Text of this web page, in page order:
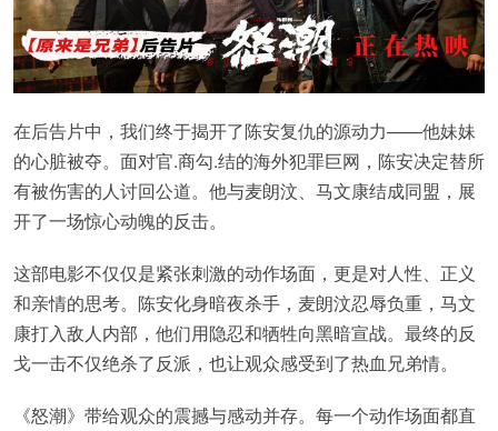
在后告片中，我们终于揭开了陈安复仇的源动力——他妹妹
的心脏被夺。面对官.商勾.结的海外犯罪巨网，陈安决定替所
有被伤害的人讨回公道。他与麦朗汶、马文康结成同盟，展
开了一场惊心动魄的反击。
这部电影不仅仅是紧张刺激的动作场面，更是对人性、正义
和亲情的思考。陈安化身暗夜杀手，麦朗汶忍辱负重，马文
康打入敌人内部，他们用隐忍和牺牲向黑暗宣战。最终的反
戈一击不仅绝杀了反派，也让观众感受到了热血兄弟情。
《怒潮》带给观众的震撼与感动并存。每一个动作场面都直